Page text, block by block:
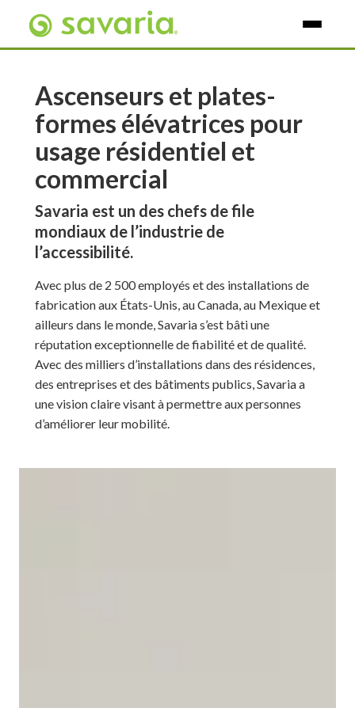
Ascenseurs et plates-
formes élévatrices pour
usage résidentiel et
commercial
Savaria est un des chefs de file
mondiaux de l’industrie de
l’accessibilité.
Avec plus de 2 500 employés et des installations de
fabrication aux États-Unis, au Canada, au Mexique et
ailleurs dans le monde, Savaria s’est bâti une
réputation exceptionnelle de fiabilité et de qualité.
Avec des milliers d’installations dans des résidences,
des entreprises et des bâtiments publics, Savaria a
une vision claire visant à permettre aux personnes
d’améliorer leur mobilité.